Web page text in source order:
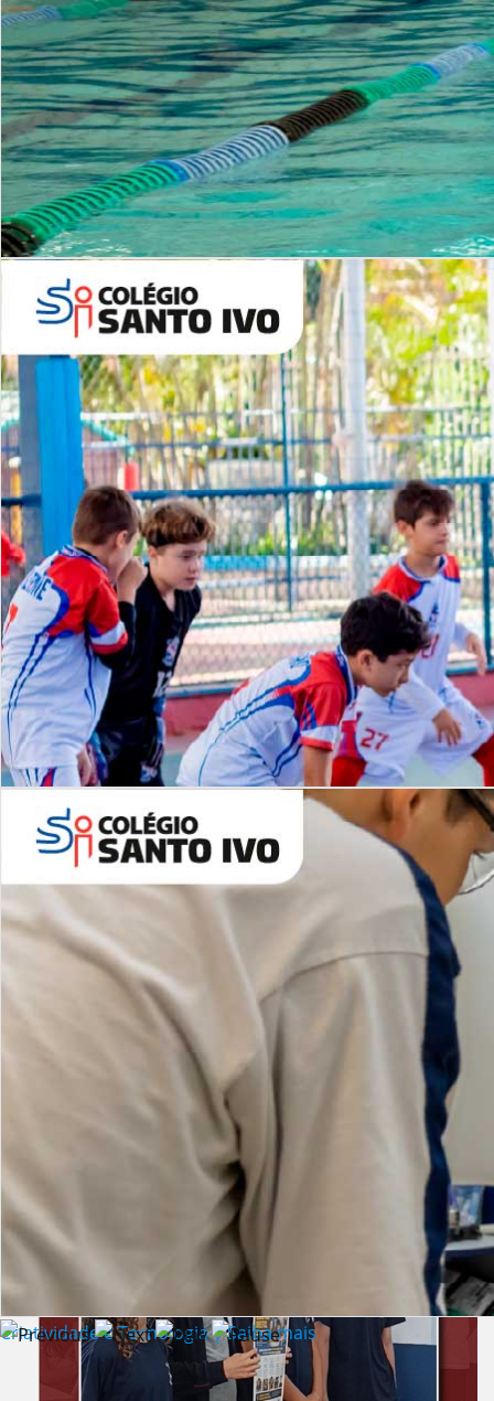
Período Integral | Saiba mais
Desafios | Saiba mais
Criatividade e Tecnologia | Saiba mais
INSTITUCIONAL
Lista de vídeos
NOSSOCANAL